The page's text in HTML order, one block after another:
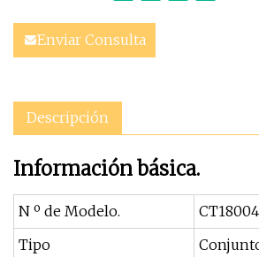
Enviar Consulta
Descripción
Información básica.
N º de Modelo.
Tipo